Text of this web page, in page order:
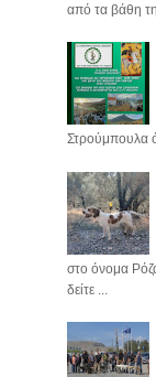
από τα βάθη
Στρούμπουλα
στο όνομα
δείτε ...